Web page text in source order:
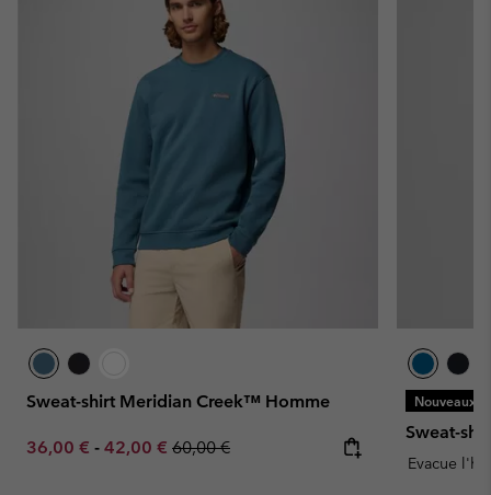
Sweat-shirt Meridian Creek™ Homme
Minimum sale price:
36,00 € - Maximum sale price:
42,00 € Regular price:
60,00 €
Nouveaux
Sweat-
Evacue